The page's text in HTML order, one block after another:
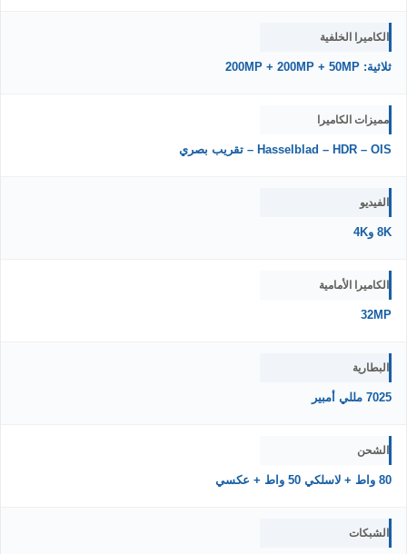
الكاميرا الخلفية
ثلاثية: 200MP + 200MP + 50MP
مميزات الكاميرا
Hasselblad – HDR – OIS – تقريب بصري
الفيديو
8K و4K
الكاميرا الأمامية
32MP
البطارية
7025 مللي أمبير
الشحن
80 واط + لاسلكي 50 واط + عكسي
الشبكات